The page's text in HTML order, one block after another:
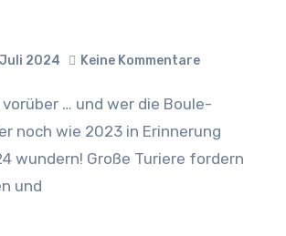
2024 Keine Kommentare
noch wie 2023 in Erinnerung
wundern! Große Turiere fordern
und